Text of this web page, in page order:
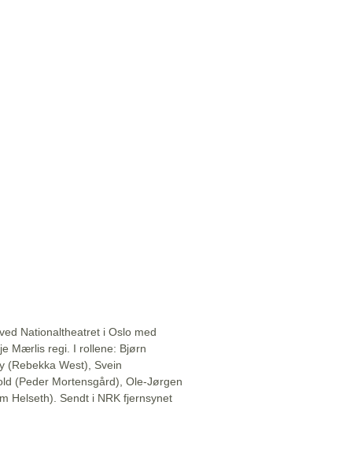
Nationaltheatret i Oslo med
Mærlis regi. I rollene: Bjørn
(Rebekka West), Svein
(Peder Mortensgård), Ole-Jørgen
Helseth). Sendt i NRK fjernsynet